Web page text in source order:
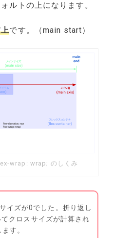
ルトの上になります。
です。（main start）
wrap: wrap; のしくみ
イズが0でした。折り返し
クロスサイズが計算され
す。